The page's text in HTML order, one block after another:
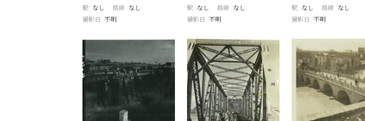
駅 なし 路線 なし
撮影日 不明
駅 なし 路線 なし
撮影日 不明
駅 なし 路線 なし
撮影日 不明